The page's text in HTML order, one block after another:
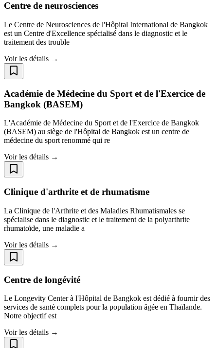
Centre de neurosciences
Le Centre de Neurosciences de l'Hôpital International de Bangkok
est un Centre d'Excellence spécialisé dans le diagnostic et le
traitement des trouble
Voir les détails →
Académie de Médecine du Sport et de l'Exercice de
Bangkok (BASEM)
L'Académie de Médecine du Sport et de l'Exercice de Bangkok
(BASEM) au siège de l'Hôpital de Bangkok est un centre de
médecine du sport renommé qui re
Voir les détails →
Clinique d'arthrite et de rhumatisme
La Clinique de l'Arthrite et des Maladies Rhumatismales se
spécialise dans le diagnostic et le traitement de la polyarthrite
rhumatoïde, une maladie a
Voir les détails →
Centre de longévité
Le Longevity Center à l'Hôpital de Bangkok est dédié à fournir des
services de santé complets pour la population âgée en Thaïlande.
Notre objectif est
Voir les détails →